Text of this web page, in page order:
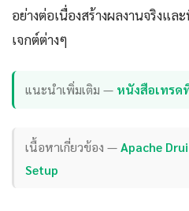
อย่างต่อเนื่องสร้างผลงานจริงแ
เจกต์ต่างๆ
แนะนำเพิ่มเติม — หนังสือเทรด
เนื้อหาเกี่ยวข้อง —Apache
Setup